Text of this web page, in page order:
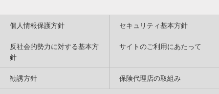
個人情報保護方針 セキュリティ基本方針
反社会的勢力に対する基本方
針
サイトのご利用にあたって
勧誘方針 保険代理店の取組み